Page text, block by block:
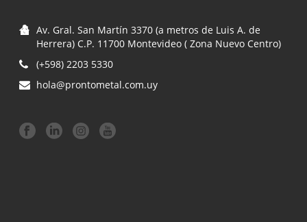
Av. Gral. San Martín 3370 (a metros de Luis A. de
Herrera) C.P. 11700 Montevideo ( Zona Nuevo Centro)
(+598) 2203 5330
hola@prontometal.com.uy